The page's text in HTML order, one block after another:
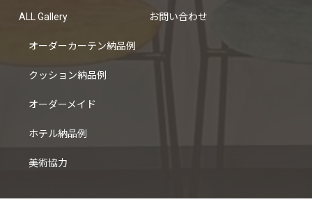
ALL Gallery
オーダーカーテン納品例
クッション納品例
オーダーメイド
ホテル納品例
美術協力
お問い合わせ